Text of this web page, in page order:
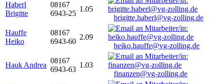
Haberl
Brigitte
08167
6943-25
1.05
brigitte.haberl@vg-zolling.de
Hauffe
Heiko
08167
6943-60
2.09
heiko.hauffe@vg-zolling.de
Hauk Andrea
08167
6943-63
1.03
finanzen@vg-zolling.de